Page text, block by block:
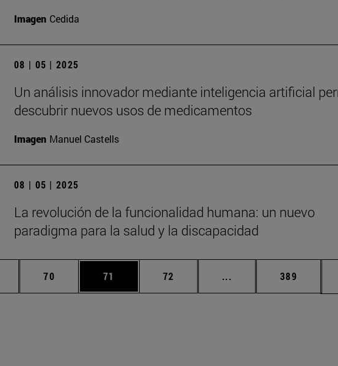
Imagen Cedida
08 | 05 | 2025
Un análisis innovador mediante inteligencia artificial
descubrir nuevos usos de medicamentos
Imagen Manuel Castells
08 | 05 | 2025
La revolución de la funcionalidad humana: un nuevo
paradigma para la salud y la discapacidad
Páginas intermedias Use TAB para desplazarse.
Página
70 Página
71 Página
72 ... Páginas intermedias
Página
389